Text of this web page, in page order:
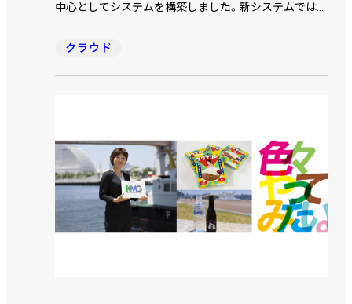
中心としてシステムを構築しました。新システムでは名
も含めてシームレスに連携しています。その結果、業務
を構築してどのような効果があったのか、経営管理部長
クラウド